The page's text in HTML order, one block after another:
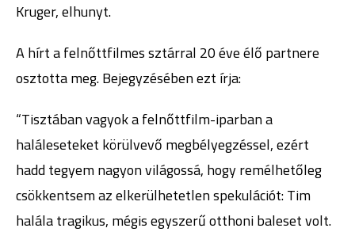
Kruger, elhunyt.
A hírt a felnőttfilmes sztárral 20 éve élő partnere
osztotta meg. Bejegyzésében ezt írja:
“Tisztában vagyok a felnőttfilm-iparban a
haláleseteket körülvevő megbélyegzéssel, ezért
hadd tegyem nagyon világossá, hogy remélhetőleg
csökkentsem az elkerülhetetlen spekulációt: Tim
halála tragikus, mégis egyszerű otthoni baleset volt.